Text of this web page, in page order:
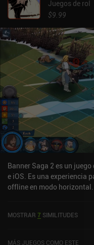
entre una lista de
muy rápidamente, ya que
mejorar nuestro equipo en
encantamientos
objetos a los mercaderes
pueden decidir
suficientemente alto. Todo
fresca y hace que sea
siendo un reto frenético.
anuncios incentivados,
desbloqueo de cuenta
el doble de XP, una
pérdidas en caso de
completar el juego como
los fans de los dungeon
disfrute con los RPG
Juegos de rol
$9.99
Banner Saga 2 es un
e iOS. Es una experiencia
offline en modo
MOSTRAR 7 SIMILITUDES
MÁS JUEGOS COMO ESTE